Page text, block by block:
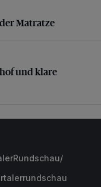
Matratze
Matratze
und klare Ansage
und klare